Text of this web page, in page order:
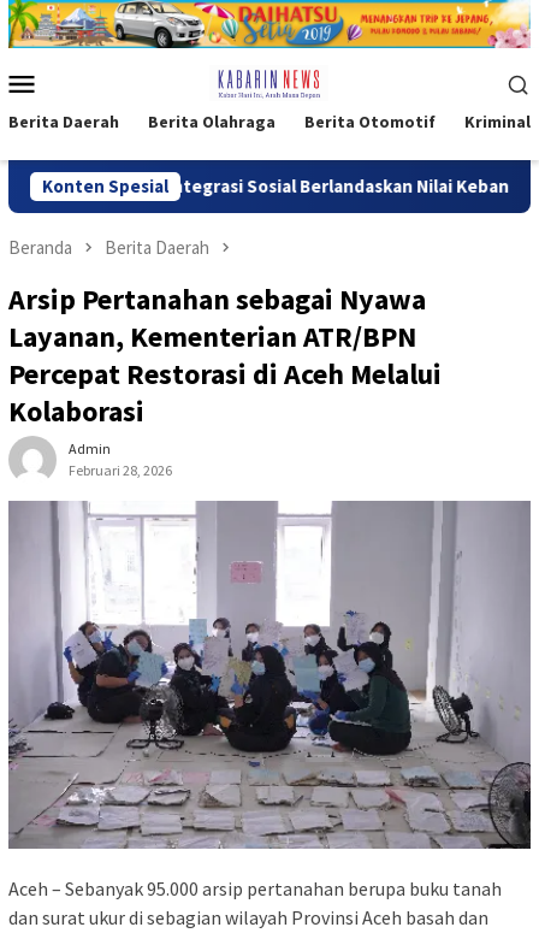
Loncat
ke
Mobile
Berita Daerah Berita Olahraga Berita Otomotif Kriminal
Konten Spesial
Reintegrasi Sosial Berlandaskan Nilai Kebangsaan
Beranda Berita Daerah
Arsip Pertanahan sebagai Nyawa
Layanan, Kementerian ATR/BPN
Percepat Restorasi di Aceh Melalui
Kolaborasi
Admin
Februari 28, 2026
Aceh – Sebanyak 95.000 arsip pertanahan berupa buku tanah
dan surat ukur di sebagian wilayah Provinsi Aceh basah dan